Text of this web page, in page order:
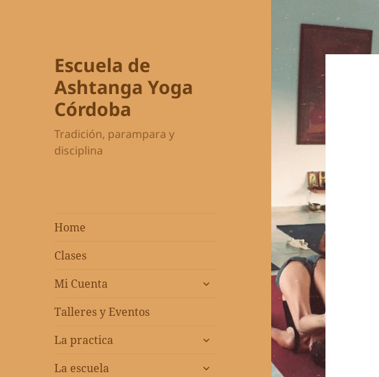
Escuela de
Ashtanga Yoga
Córdoba
Tradición, parampara y
disciplina
Home
Clases
Mi Cuenta
expandir
Talleres y Eventos
La practica
expandir
menú
La escuela
expandir